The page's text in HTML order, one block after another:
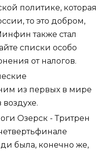
политике, которая
то это добром,
также стал
списки особо
от налогов.
из первых в мире
Озерск - Тритрен
была, конечно же,